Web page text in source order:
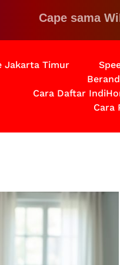
Cape sama WiFi
Jakarta Timur
Cara Daftar
Cara